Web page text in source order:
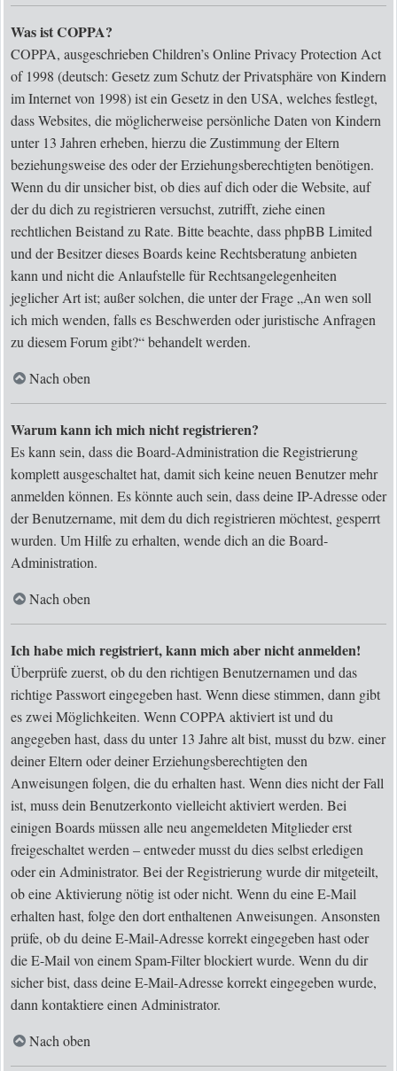
Was ist COPPA?
COPPA, ausgeschrieben Children’s Online Privacy Protection Act
of 1998 (deutsch: Gesetz zum Schutz der Privatsphäre von Kindern
im Internet von 1998) ist ein Gesetz in den USA, welches festlegt,
dass Websites, die möglicherweise persönliche Daten von Kindern
unter 13 Jahren erheben, hierzu die Zustimmung der Eltern
beziehungsweise des oder der Erziehungsberechtigten benötigen.
Wenn du dir unsicher bist, ob dies auf dich oder die Website, auf
der du dich zu registrieren versuchst, zutrifft, ziehe einen
rechtlichen Beistand zu Rate. Bitte beachte, dass phpBB Limited
und der Besitzer dieses Boards keine Rechtsberatung anbieten
kann und nicht die Anlaufstelle für Rechtsangelegenheiten
jeglicher Art ist; außer solchen, die unter der Frage „An wen soll
ich mich wenden, falls es Beschwerden oder juristische Anfragen
zu diesem Forum gibt?“ behandelt werden.
Nach oben
Warum kann ich mich nicht registrieren?
Es kann sein, dass die Board-Administration die Registrierung
komplett ausgeschaltet hat, damit sich keine neuen Benutzer mehr
anmelden können. Es könnte auch sein, dass deine IP-Adresse oder
der Benutzername, mit dem du dich registrieren möchtest, gesperrt
wurden. Um Hilfe zu erhalten, wende dich an die Board-
Administration.
Nach oben
Ich habe mich registriert, kann mich aber nicht anmelden!
Überprüfe zuerst, ob du den richtigen Benutzernamen und das
richtige Passwort eingegeben hast. Wenn diese stimmen, dann gibt
es zwei Möglichkeiten. Wenn COPPA aktiviert ist und du
angegeben hast, dass du unter 13 Jahre alt bist, musst du bzw. einer
deiner Eltern oder deiner Erziehungsberechtigten den
Anweisungen folgen, die du erhalten hast. Wenn dies nicht der Fall
ist, muss dein Benutzerkonto vielleicht aktiviert werden. Bei
einigen Boards müssen alle neu angemeldeten Mitglieder erst
freigeschaltet werden – entweder musst du dies selbst erledigen
oder ein Administrator. Bei der Registrierung wurde dir mitgeteilt,
ob eine Aktivierung nötig ist oder nicht. Wenn du eine E-Mail
erhalten hast, folge den dort enthaltenen Anweisungen. Ansonsten
prüfe, ob du deine E-Mail-Adresse korrekt eingegeben hast oder
die E-Mail von einem Spam-Filter blockiert wurde. Wenn du dir
sicher bist, dass deine E-Mail-Adresse korrekt eingegeben wurde,
dann kontaktiere einen Administrator.
Nach oben